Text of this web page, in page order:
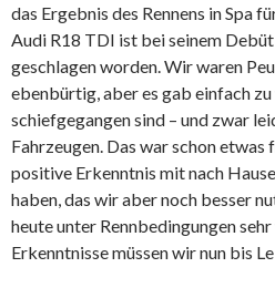
das Ergebnis des Rennens in Spa
Audi R18 TDI ist bei seinem
geschlagen worden. Wir waren
ebenbürtig, aber es gab einfach
schiefgegangen sind – und zwar
Fahrzeugen. Das war schon
positive Erkenntnis mit nach
haben, das wir aber noch besser
heute unter Rennbedingungen
Erkenntnisse müssen wir nun bis